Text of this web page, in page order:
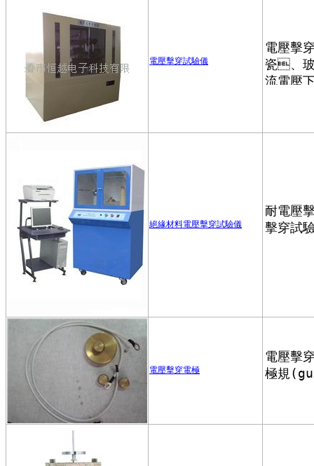
電壓擊穿試驗儀
絕緣材料電壓擊穿試驗儀
電壓擊穿電極